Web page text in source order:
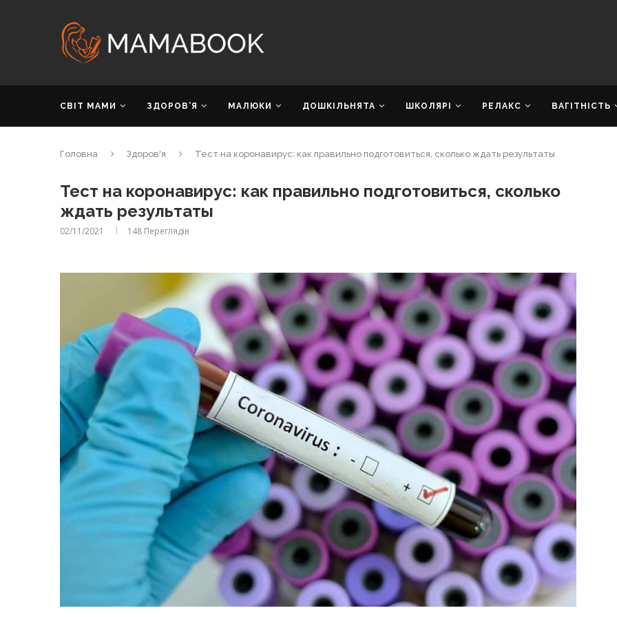
СВІТ МАМИ ЗДОРОВ’Я МАЛЮКИ ДОШКІЛЬНЯТА ШКОЛЯРІ РЕЛАКС ВАГІТНІСТЬ
Головна Здоров'я Тест на коронавирус: как правильно подготовиться, сколько ждать результаты
Тест на коронавирус: как правильно подготовиться, сколько
ждать результаты
02/11/2021 148 Переглядів
принимать
никакого кипятка
30/Січ/2021
Лікарі назвали симптоми
коронавірусу в дітей
14/Бер/2020
Попробуйте рецепт
легендарного супа доктора
Моро, который без...
08/Січ/2021